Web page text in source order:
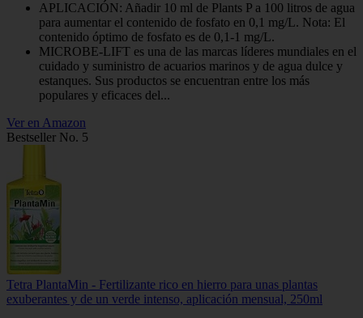
APLICACIÓN: Añadir 10 ml de Plants P a 100 litros de agua
para aumentar el contenido de fosfato en 0,1 mg/L. Nota: El
contenido óptimo de fosfato es de 0,1-1 mg/L.
MICROBE-LIFT es una de las marcas líderes mundiales en el
cuidado y suministro de acuarios marinos y de agua dulce y
estanques. Sus productos se encuentran entre los más
populares y eficaces del...
Ver en Amazon
Bestseller No. 5
Tetra PlantaMin - Fertilizante rico en hierro para unas plantas
exuberantes y de un verde intenso, aplicación mensual, 250ml